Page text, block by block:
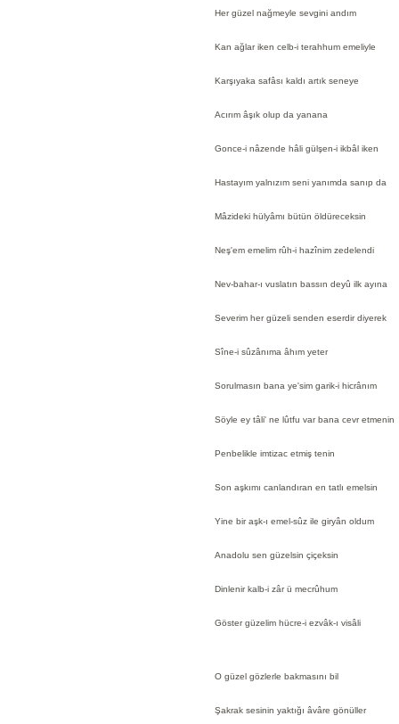
Her güzel nağmeyle sevgini andım
Kan ağlar iken celb-i terahhum emeliyle
Karşıyaka safâsı kaldı artık seneye
Acırım âşık olup da yanana
Gonce-i nâzende hâli gülşen-i ikbâl iken
Hastayım yalnızım seni yanımda sanıp da
Mâzideki hülyâmı bütün öldüreceksin
Neş'em emelim rûh-i hazînim zedelendi
Nev-bahar-ı vuslatın bassın deyû ilk ayına
Severim her güzeli senden eserdir diyerek
Sîne-i sûzânıma âhım yeter
Sorulmasın bana ye'sim garik-i hicrânım
Söyle ey tâli' ne lûtfu var bana cevr etmenin
Penbelikle imtizac etmiş tenin
Son aşkımı canlandıran en tatlı emelsin
Yine bir aşk-ı emel-sûz ile giryân oldum
Anadolu sen güzelsin çiçeksin
Dinlenir kalb-i zâr ü mecrûhum
Göster güzelim hücre-i ezvâk-ı visâli
O güzel gözlerle bakmasını bil
Şakrak sesinin yaktığı âvâre gönüller